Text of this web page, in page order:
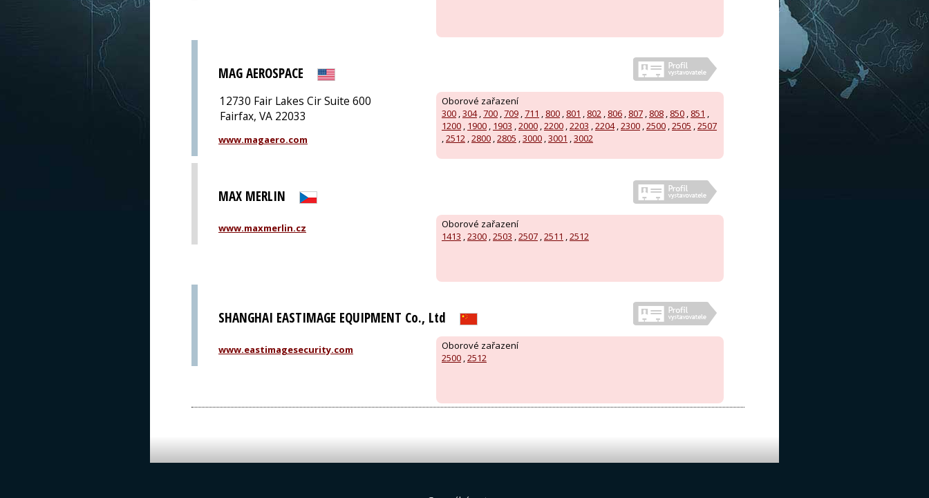
MAG AEROSPACE
Oborové zařazení
300 ,304,700 ,709 ,711 , 800 , 801 , 802 , 806 , 807 , 808 , 850 , 851 ,
1200 , 1900 , 1903 ,2000 ,2200 ,2203 ,2204,2300 ,2500 ,2505 ,2507
,2512 ,2800 ,2805 ,3000 ,3001 ,3002
12730 Fair Lakes Cir Suite 600
Fairfax, VA 22033
www.magaero.com
MAX MERLIN
Oborové zařazení
1413 ,2300 ,2503 ,2507 ,2511 ,2512
www.maxmerlin.cz
SHANGHAI EASTIMAGE EQUIPMENT Co., Ltd
Oborové zařazení
2500 ,2512
www.eastimagesecurity.com